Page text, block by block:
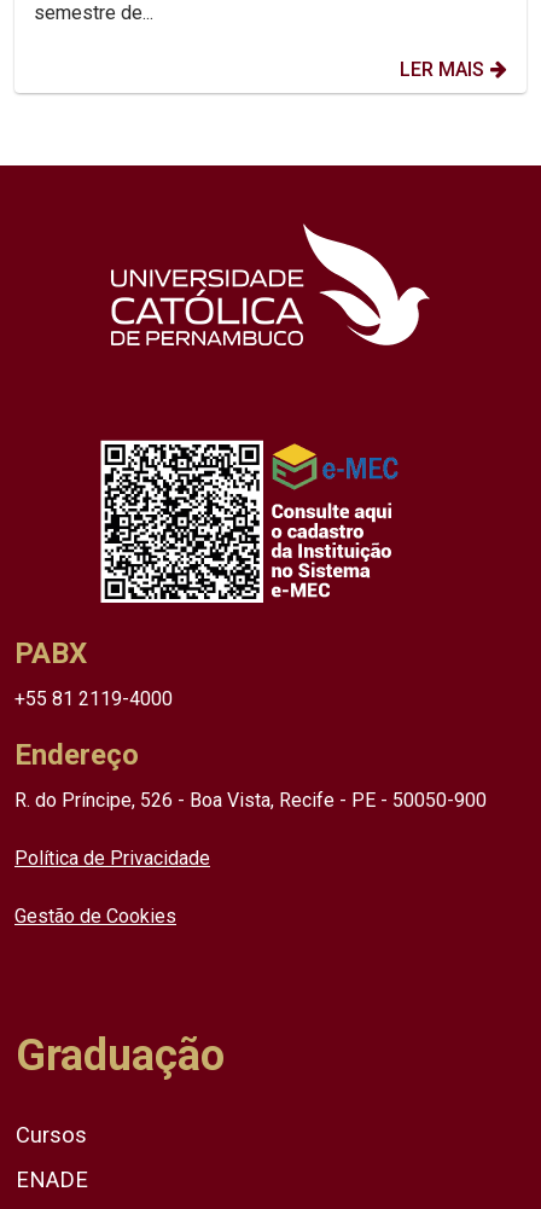
semestre de...
LER MAIS
PABX
+55 81 2119-4000
Endereço
R. do Príncipe, 526 - Boa Vista, Recife - PE - 50050-900
Política de Privacidade
Gestão de Cookies
Graduação
Cursos
ENADE